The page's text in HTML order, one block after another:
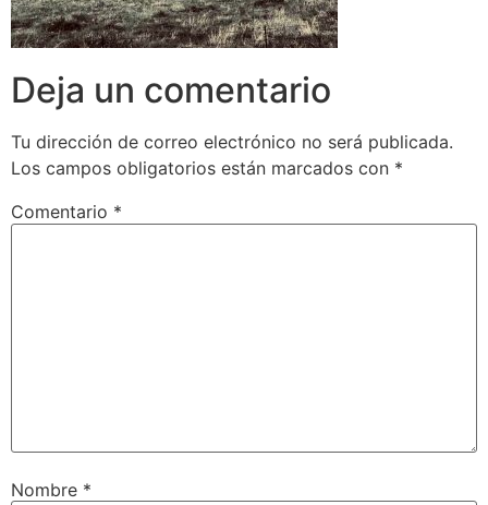
Deja un comentario
Tu dirección de correo electrónico no será publicada.
Los campos obligatorios están marcados con *
Comentario *
Nombre *